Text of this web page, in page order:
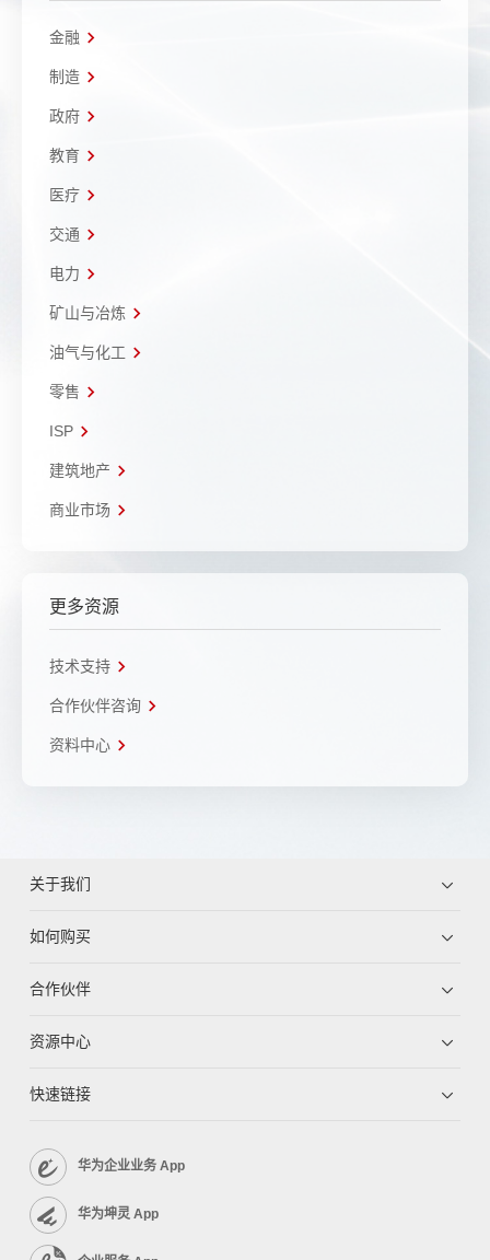
金融
制造
政府
教育
医疗
交通
电力
矿山与冶炼
油气与化工
零售
ISP
建筑地产
商业市场
更多资源
技术支持
合作伙伴咨询
资料中心
关于我们
如何购买
合作伙伴
资源中心
快速链接
华为企业业务 App
华为坤灵 App